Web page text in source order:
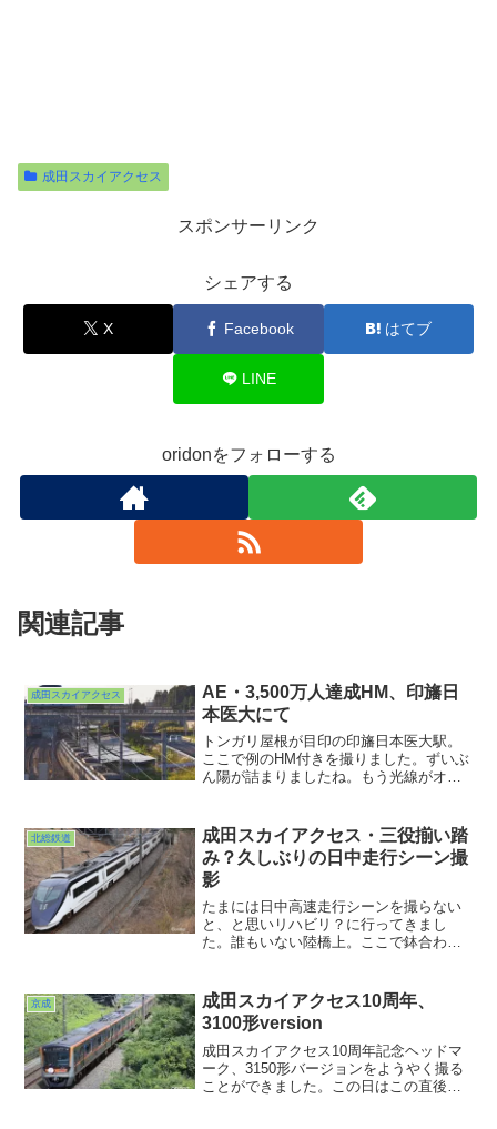
成田スカイアクセス
スポンサーリンク
シェアする
X Facebook はてブ
LINE
oridonをフォローする
関連記事
成田スカイアクセス
AE・3,500万人達成HM、印旛日
本医大にて
トンガリ屋根が目印の印旛日本医大駅。
ここで例のHM付きを撮りました。ずいぶ
ん陽が詰まりましたね。もう光線がオレ
した。さて来年にかけてますます渡航者
は増えることでしょう...
北総鉄道
成田スカイアクセス・三役揃い踏
み？久しぶりの日中走行シーン撮
影
たまには日中高速走行シーンを撮らない
と、と思いリハビリ？に行ってきまし
た。誰もいない陸橋上。ここで鉢合わせ
ようです。特に今の時期群れて撮るなん
てナンセンス。と、いつも思ってます。
気分はルビーの指輪ですわwww
京成
成田スカイアクセス10周年、
3100形version
成田スカイアクセス10周年記念ヘッドマ
ーク、3150形バージョンをようやく撮る
ことができました。この日はこの直後に